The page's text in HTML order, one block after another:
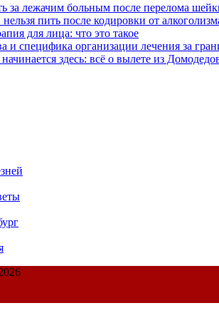
за лежачим больным после перелома
пить после кодировки от
для лица: что это такое
и специфика организации лечения за
здесь: всё о вылете из